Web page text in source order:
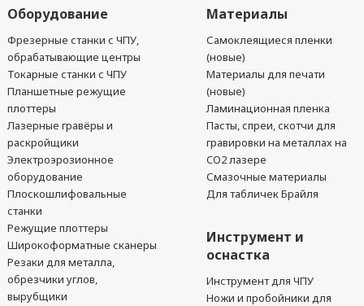
Оборудование
Фрезерные станки с ЧПУ,
обрабатывающие центры
Токарные станки с ЧПУ
Планшетные режущие
плоттеры
Лазерные гравёры и
раскройщики
Электроэрозионное
оборудование
Плоскошлифовальные
станки
Режущие плоттеры
Широкоформатные сканеры
Резаки для металла,
обрезчики углов,
вырубщики
Материалы
Самоклеящиеся пленки
(новые)
Материалы для печати
(новые)
Ламинационная пленка
Пасты, спреи, скотчи для
гравировки на металлах на
CO2 лазере
Смазочные материалы
Для табличек Брайля
Инструмент и
оснастка
Инструмент для ЧПУ
Ножи и пробойники для